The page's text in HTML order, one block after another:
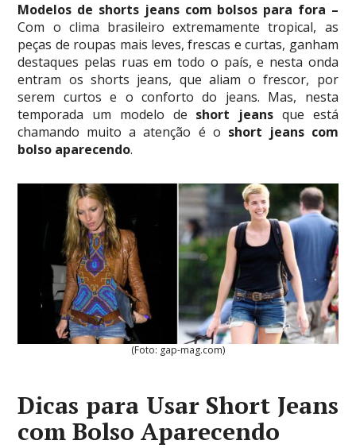
Modelos de shorts jeans com bolsos para fora –
Com o clima brasileiro extremamente tropical, as
peças de roupas mais leves, frescas e curtas, ganham
destaques pelas ruas em todo o país, e nesta onda
entram os shorts jeans, que aliam o frescor, por
serem curtos e o conforto do jeans. Mas, nesta
temporada um modelo de short jeans que está
chamando muito a atenção é o short jeans com
bolso aparecendo.
(Foto: gap-mag.com)
Dicas para Usar Short Jeans
com Bolso Aparecendo